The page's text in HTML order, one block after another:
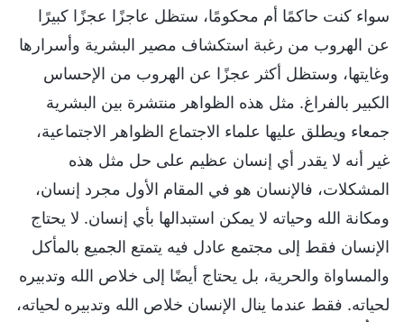
سواء كنت حاكمًا أم محكومًا، ستظل عاجزًا عجزًا كبيرًا
عن الهروب من رغبة استكشاف مصير البشرية وأسرارها
وغايتها، وستظل أكثر عجزًا عن الهروب من الإحساس
الكبير بالفراغ. مثل هذه الظواهر منتشرة بين البشرية
جمعاء ويطلق عليها علماء الاجتماع الظواهر الاجتماعية،
غير أنه لا يقدر أي إنسان عظيم على حل مثل هذه
المشكلات، فالإنسان هو في المقام الأول مجرد إنسان،
ومكانة الله وحياته لا يمكن استبدالها بأي إنسان. لا يحتاج
الإنسان فقط إلى مجتمع عادل فيه يتمتع الجميع بالمأكل
والمساواة والحرية، بل يحتاج أيضًا إلى خلاص الله وتدبيره
لحياته. فقط عندما ينال الإنسان خلاص الله وتدبيره لحياته،